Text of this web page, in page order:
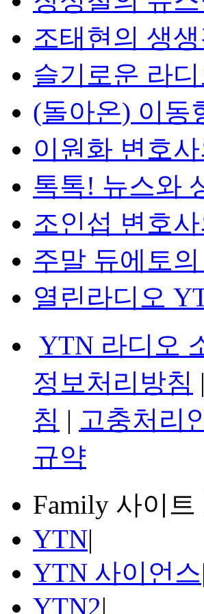
조태현의 생
슬기로운 라
(돌아온) 이동
이원화 변호
톡톡! 뉴스와
조인섭 변호
주말 듀에토
열린라디오
YTN 라디오
정보처리방침 |
침 | 고충처리
규약
Family 사이
YTN|
YTN 사이언스|
YTN2|